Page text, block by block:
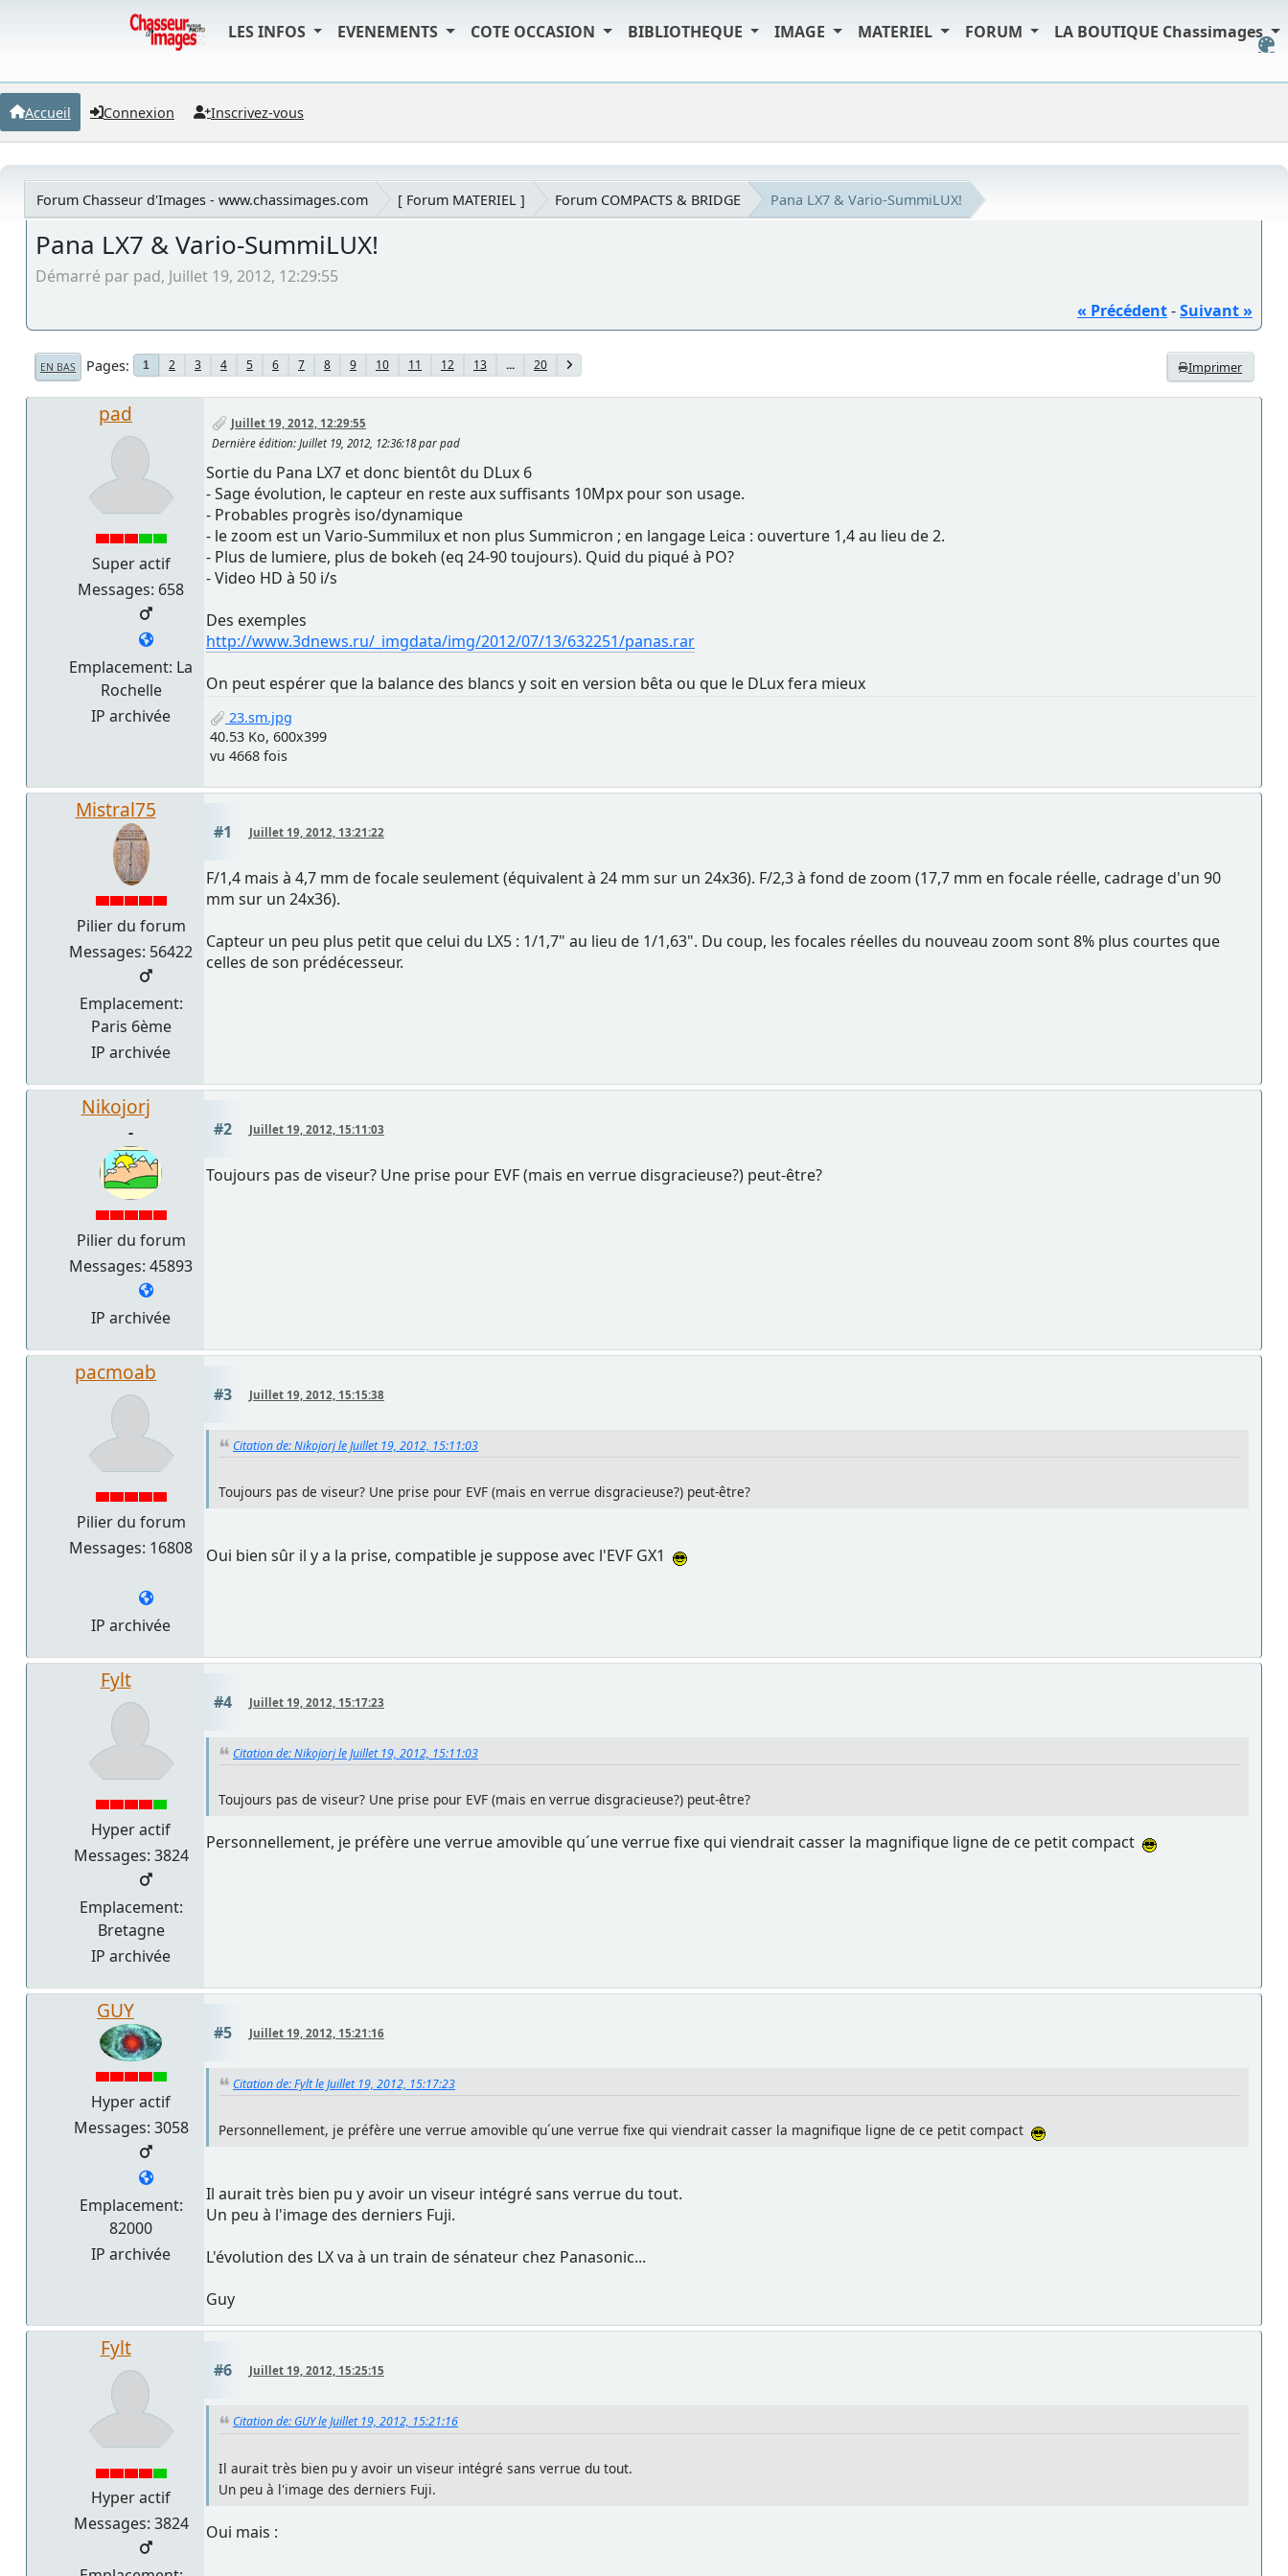
LES INFOS EVENEMENTS COTE OCCASION BIBLIOTHEQUE IMAGE MATERIEL FORUM LA BOUTIQUE Chassimages
Accueil Connexion Inscrivez-vous
Forum Chasseur d'Images - www.chassimages.com [ Forum MATERIEL ] Forum COMPACTS & BRIDGE Pana LX7 & Vario-SummiLUX!
Pana LX7 & Vario-SummiLUX!
Démarré par pad, Juillet 19, 2012, 12:29:55
« Précédent-Suivant »
Imprimer
EN BAS Pages 1 2 3 4 5 6 7 8 9 10 11 12 13 ... 20
pad
Super actif
Messages: 658
Emplacement: La
Rochelle
IP archivée
Juillet 19, 2012, 12:29:55
Dernière édition: Juillet 19, 2012, 12:36:18 par pad
Sortie du Pana LX7 et donc bientôt du DLux 6
- Sage évolution, le capteur en reste aux suffisants 10Mpx pour son usage.
- Probables progrès iso/dynamique
- le zoom est un Vario-Summilux et non plus Summicron ; en langage Leica : ouverture 1,4 au lieu de 2.
- Plus de lumiere, plus de bokeh (eq 24-90 toujours). Quid du piqué à PO?
- Video HD à 50 i/s
Des exemples
http://www.3dnews.ru/_imgdata/img/2012/07/13/632251/panas.rar
On peut espérer que la balance des blancs y soit en version bêta ou que le DLux fera mieux
23.sm.jpg
40.53 Ko, 600x399
vu 4668 fois
Mistral75
Pilier du forum
Messages: 56422
Emplacement:
Paris 6ème
IP archivée
#1 Juillet 19, 2012, 13:21:22
F/1,4 mais à 4,7 mm de focale seulement (équivalent à 24 mm sur un 24x36). F/2,3 à fond de zoom (17,7 mm en focale réelle, cadrage d'un 90
mm sur un 24x36).
Capteur un peu plus petit que celui du LX5 : 1/1,7" au lieu de 1/1,63". Du coup, les focales réelles du nouveau zoom sont 8% plus courtes que
celles de son prédécesseur.
Nikojorj
-
Pilier du forum
Messages: 45893
IP archivée
#2 Juillet 19, 2012, 15:11:03
Toujours pas de viseur? Une prise pour EVF (mais en verrue disgracieuse?) peut-être?
pacmoab
Pilier du forum
Messages: 16808
IP archivée
#3 Juillet 19, 2012, 15:15:38
Citation de: Nikojorj le Juillet 19, 2012, 15:11:03
Toujours pas de viseur? Une prise pour EVF (mais en verrue disgracieuse?) peut-être?
Oui bien sûr il y a la prise, compatible je suppose avec l'EVF GX1
Fylt
Hyper actif
Messages: 3824
Emplacement:
Bretagne
IP archivée
#4 Juillet 19, 2012, 15:17:23
Citation de: Nikojorj le Juillet 19, 2012, 15:11:03
Toujours pas de viseur? Une prise pour EVF (mais en verrue disgracieuse?) peut-être?
Personnellement, je préfère une verrue amovible qu´une verrue fixe qui viendrait casser la magnifique ligne de ce petit compact
GUY
Hyper actif
Messages: 3058
Emplacement:
82000
IP archivée
#5 Juillet 19, 2012, 15:21:16
Citation de: Fylt le Juillet 19, 2012, 15:17:23
Personnellement, je préfère une verrue amovible qu´une verrue fixe qui viendrait casser la magnifique ligne de ce petit compact
Il aurait très bien pu y avoir un viseur intégré sans verrue du tout.
Un peu à l'image des derniers Fuji.
L'évolution des LX va à un train de sénateur chez Panasonic...
Guy
Fylt
Hyper actif
Messages: 3824
#6 Juillet 19, 2012, 15:25:15
Citation de: GUY le Juillet 19, 2012, 15:21:16
Il aurait très bien pu y avoir un viseur intégré sans verrue du tout.
Un peu à l'image des derniers Fuji.
Oui mais :